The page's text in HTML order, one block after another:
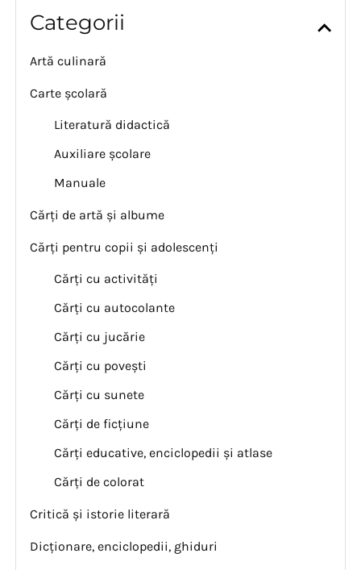
Categorii
Artă culinară
Carte școlară
Literatură didactică
Auxiliare școlare
Manuale
Cărți de artă și albume
Cărți pentru copii și adolescenți
Cărți cu activități
Cărți cu autocolante
Cărți cu jucărie
Cărți cu povești
Cărți cu sunete
Cărți de ficțiune
Cărți educative, enciclopedii și atlase
Cărți de colorat
Critică și istorie literară
Dicționare, enciclopedii, ghiduri